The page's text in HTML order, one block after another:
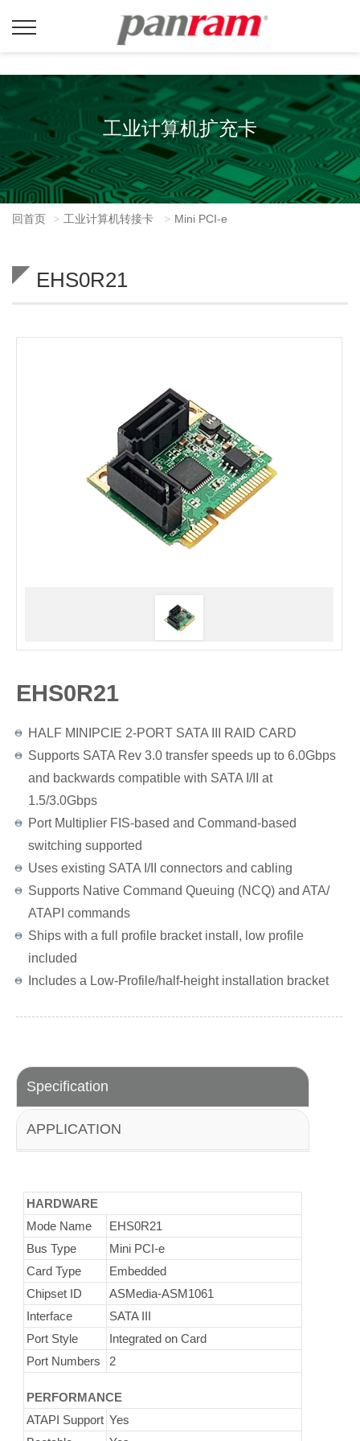
工业计算机扩充卡
回首页 工业计算机转接卡 Mini PCI-e
EHS0R21
EHS0R21
HALF MINIPCIE 2-PORT SATA III RAID CARD
Supports SATA Rev 3.0 transfer speeds up to 6.0Gbps
and backwards compatible with SATA I/II at
1.5/3.0Gbps
Port Multiplier FIS-based and Command-based
switching supported
Uses existing SATA I/II connectors and cabling
Supports Native Command Queuing (NCQ) and ATA/
ATAPI commands
Ships with a full profile bracket install, low profile
included
Includes a Low-Profile/half-height installation bracket
Specification
APPLICATION
HARDWARE
Mode Name
EHS0R21
Bus Type
Mini PCI-e
Card Type
Embedded
Chipset ID
ASMedia-ASM1061
Interface
SATA III
Port Style
Integrated on Card
Port Numbers
2
PERFORMANCE
ATAPI Support Yes